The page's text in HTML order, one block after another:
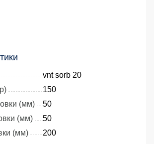
vnt sorb 20
150
(мм)
50
(мм)
50
(мм)
200